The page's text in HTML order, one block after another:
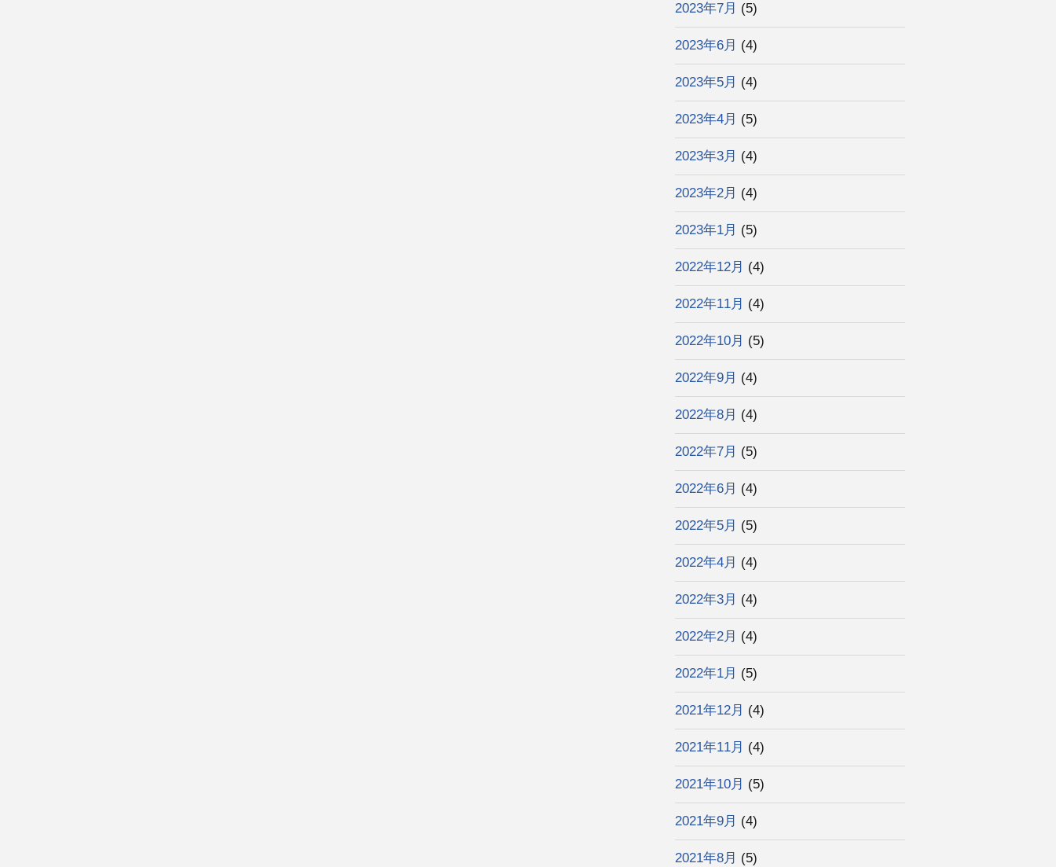
2023年7月 (5)
2023年6月 (4)
2023年5月 (4)
2023年4月 (5)
2023年3月 (4)
2023年2月 (4)
2023年1月 (5)
2022年12月 (4)
2022年11月 (4)
2022年10月 (5)
2022年9月 (4)
2022年8月 (4)
2022年7月 (5)
2022年6月 (4)
2022年5月 (5)
2022年4月 (4)
2022年3月 (4)
2022年2月 (4)
2022年1月 (5)
2021年12月 (4)
2021年11月 (4)
2021年10月 (5)
2021年9月 (4)
2021年8月 (5)